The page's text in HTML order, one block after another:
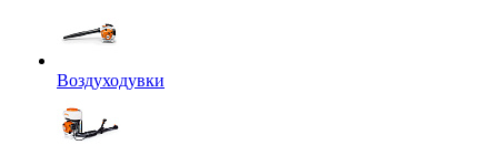
Воздуходувки